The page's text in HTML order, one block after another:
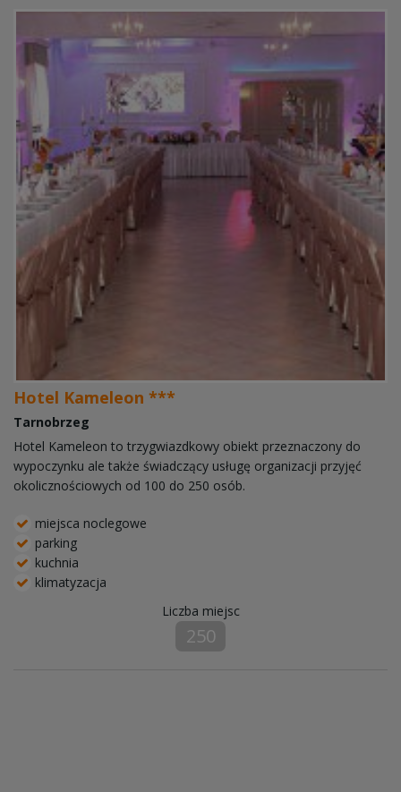
Hotel Kameleon ***
Tarnobrzeg
Hotel Kameleon to trzygwiazdkowy obiekt przeznaczony do
wypoczynku ale także świadczący usługę organizacji przyjęć
okolicznościowych od 100 do 250 osób.
miejsca noclegowe
parking
kuchnia
klimatyzacja
Liczba miejsc
250